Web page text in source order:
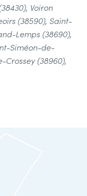
Voiron
(38590), Saint-
Lemps (38690),
Siméon-de-
Crossey (38960),